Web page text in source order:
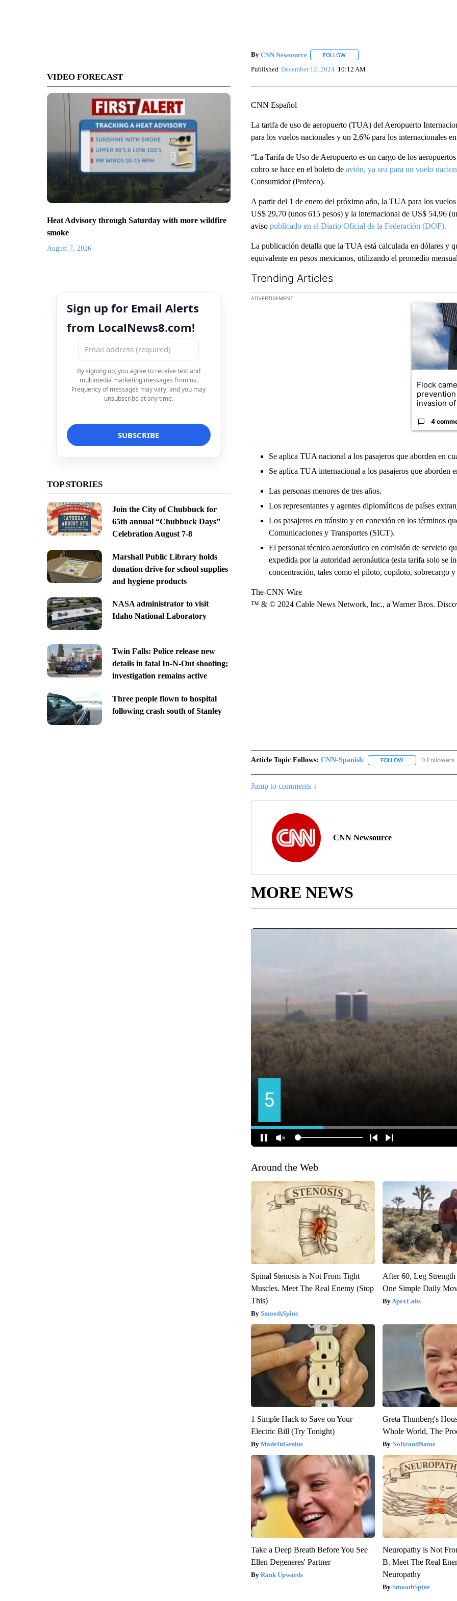
VIDEO FORECAST
Heat Advisory through Saturday with more wildfire
smoke
August 7, 2026
Sign up for Email Alerts
from LocalNews8.com!
By signing up, you agree to receive text and
multimedia marketing messages from us.
Frequency of messages may vary, and you may
unsubscribe at any time.
TOP STORIES
Join the City of Chubbuck for
65th annual “Chubbuck Days”
Celebration August 7-8
Marshall Public Library holds
donation drive for school supplies
and hygiene products
NASA administrator to visit
Idaho National Laboratory
Twin Falls: Police release new
details in fatal In-N-Out shooting;
investigation remains active
Three people flown to hospital
following crash south of Stanley
By CNN Newsource FOLLOWFOLLOW "" TO RECEIVE NOTIFICATIONS
Published December 12, 2024 10:12 AM
CNN Español
La tarifa de uso de aeropuerto (TUA) del Aeropuerto
para los vuelos nacionales y un 2,6% para los internacionales
“La Tarifa de Uso de Aeropuerto es un cargo de los
cobro se hace en el boleto deavión, ya sea para un vuelo
Consumidor (Profeco).
A partir del 1 de enero del próximo año, la TUA para los vuelos
US$ 29,70 (unos 615 pesos) y la internacional de US$ 54,96
avisopublicado en el Diario Oficial de la Federación (DOF).
La publicación detalla que la TUA está calculada en dólares y
equivalente en pesos mexicanos, utilizando el promedio
Trending Articles
The following is a list of the most commented articles in the
ADVERTISEMENT
A trending
Flock
invasion of
4
Se aplica TUA nacional a los pasajeros que aborden en
Se aplica TUA internacional a los pasajeros que aborden
Las personas menores de tres años.
Los representantes y agentes diplomáticos de países
Los pasajeros en tránsito y en conexión en los términos
Comunicaciones y Transportes (SICT).
El personal técnico aeronáutico en comisión de servicio
expedida por la autoridad aeronáutica (esta tarifa solo se
concentración, tales como el piloto, copiloto, sobrecargo
The-CNN-Wire
™ & © 2024 Cable News Network, Inc., a Warner Bros.
Article Topic Follows: CNN-Spanish FOLLOWFOLLOW "CNN-
0 Followers
Jump to comments ↓
CNN Newsource
MORE NEWS
Around the Web
Spinal Stenosis is Not From Tight
Muscles. Meet The Real Enemy (Stop
This)
SmoothSpine
After 60, Leg
One Simple Daily
ApexLabs
1 Simple Hack to Save on Your
Electric Bill (Try Tonight)
MadeInGenius
Greta Thunberg's
Whole World, The
NoBrandName
Take a Deep Breath Before You See
Ellen Degeneres' Partner
Rank Upwards
Neuropathy is Not
B. Meet The Real
Neuropathy
SmoothSpine